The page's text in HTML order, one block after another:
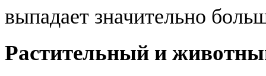
выпадает значительно
Растительный и